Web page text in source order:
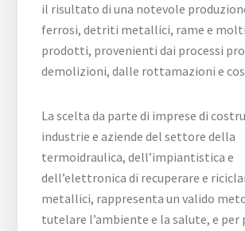
il risultato di una notevole
ferrosi, detriti metallici, rame e
prodotti, provenienti dai processi
demolizioni, dalle rottamazioni e
La scelta da parte di imprese di
industrie e aziende del settore della
termoidraulica, dell’impiantistica e
dell’elettronica di recuperare e
metallici, rappresenta un valido
tutelare l’ambiente e la salute, e per